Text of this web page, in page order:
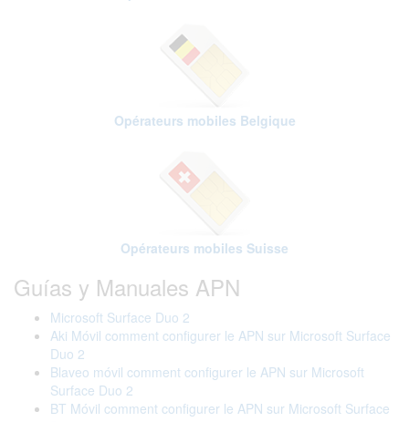
Opérateurs mobiles Belgique
Opérateurs mobiles Suisse
Guías y Manuales APN
Microsoft Surface Duo 2
Aki Móvil comment configurer le APN sur Microsoft Surface
Duo 2
Blaveo móvil comment configurer le APN sur Microsoft
Surface Duo 2
BT Móvil comment configurer le APN sur Microsoft Surface